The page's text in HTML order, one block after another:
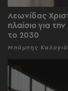
Λεωνίδας
πλαίσιο για
το 2030
Μπάμπης